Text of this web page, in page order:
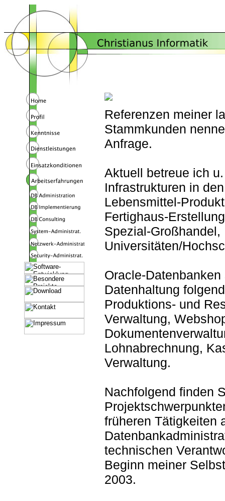
Referenzen meiner
Stammkunden
Anfrage.
Aktuell betreue ich
Infrastrukturen in
Lebensmittel-
Fertighaus-
Spezial-Großhandel,
Universitäten/
Oracle-
Datenhaltung
Produktions- und
Verwaltung,
Lohnabrechnung,
Verwaltung.
Nachfolgend finden
früheren Tätigkeiten
technischen
Beginn meiner
2003.